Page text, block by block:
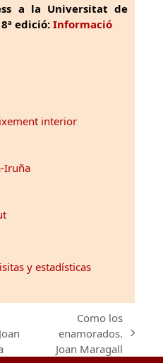
a la Universitat de
edició: Informació
interior
Iruña
next
post:
Como los
enamorados.
Joan Maragall